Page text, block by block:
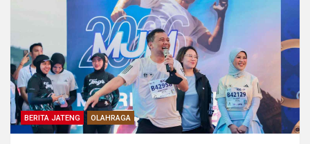
BERITA JATENG OLAHRAGA